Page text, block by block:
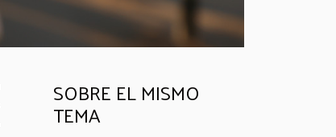
SOBRE EL MISMO
TEMA